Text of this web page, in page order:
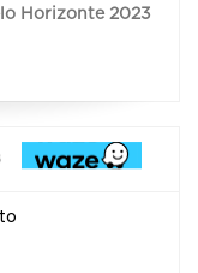
Horizonte 2023